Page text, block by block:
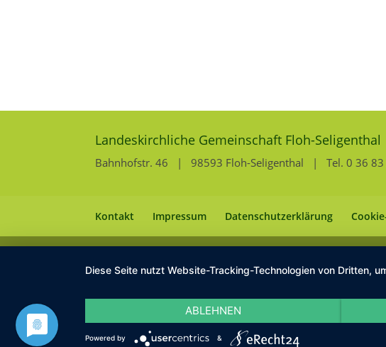
Landeskirchliche Gemeinschaft Floh-Seligenthal
Bahnhofstr. 46 | 98593 Floh-Seligenthal | Tel. 0 36 83
Kontakt Impressum Datenschutzerklärung
Diese Seite nutzt Website-Tracking-Technologien von Dritten,
ABLEHNEN
Powered by &